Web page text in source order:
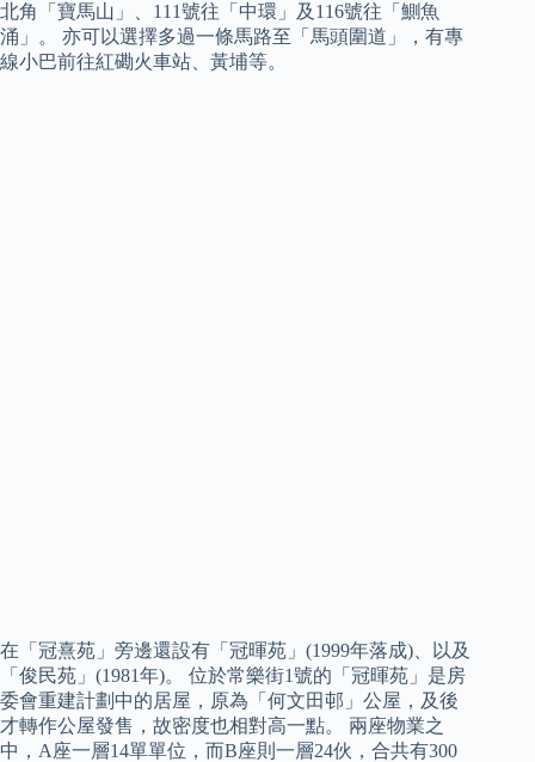
北角「寶馬山」、111號往「中環」及116號往「鰂魚
涌」。 亦可以選擇多過一條馬路至「馬頭圍道」，有專
線小巴前往紅磡火車站、黃埔等。
在「冠熹苑」旁邊還設有「冠暉苑」(1999年落成)、以及
「俊民苑」(1981年)。 位於常樂街1號的「冠暉苑」是房
委會重建計劃中的居屋，原為「何文田邨」公屋，及後
才轉作公屋發售，故密度也相對高一點。 兩座物業之
中，A座一層14單單位，而B座則一層24伙，合共有300